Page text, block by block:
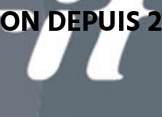
DEPUIS